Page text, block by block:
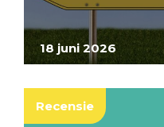
18 juni 2026
Recensie